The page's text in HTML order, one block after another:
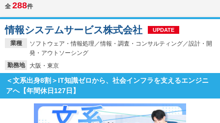
イベントを探す スカウト お知らせ
就活ノウハウ・サポート
就活支援
就活ノウハウが満載！
就活コラム
適職診断 就活チャンネル
全 288件
業種
ソフトウェア・情報処理／情報・調査・コンサルティング／設計・開
発・アウトソーシング
勤務地
大阪・東京
情報システムサービス株式会社 UPDATE
＜文系出身8割＞IT知識ゼロから、社会インフラを支えるエンジニ
アへ【年間休日127日】